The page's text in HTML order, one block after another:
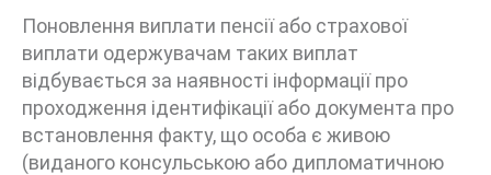
Поновлення виплати пенсії або страхової
виплати одержувачам таких виплат
відбувається за наявності інформації про
проходження ідентифікації або документа про
встановлення факту, що особа є живою
(виданого консульською або дипломатичною